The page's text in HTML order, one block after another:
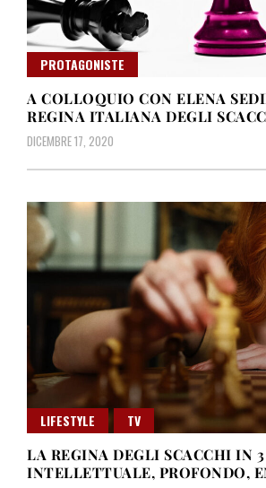
PROTAGONISTE
A COLLOQUIO CON ELENA
REGINA ITALIANA DEGLI
DICEMBRE 17, 2020
LIFESTYLE
TV
LA REGINA DEGLI SCACCHI IN
INTELLETTUALE, PROFONDO,